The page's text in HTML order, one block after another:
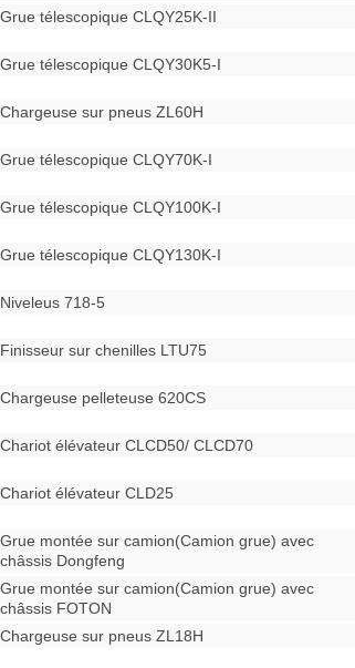
Grue télescopique CLQY25K-II
Grue télescopique CLQY30K5-I
Chargeuse sur pneus ZL60H
Grue télescopique CLQY70K-I
Grue télescopique CLQY100K-I
Grue télescopique CLQY130K-I
Niveleus 718-5
Finisseur sur chenilles LTU75
Chargeuse pelleteuse 620CS
Chariot élévateur CLCD50/ CLCD70
Chariot élévateur CLD25
Grue montée sur camion(Camion grue) avec
châssis Dongfeng
Grue montée sur camion(Camion grue) avec
châssis FOTON
Chargeuse sur pneus ZL18H